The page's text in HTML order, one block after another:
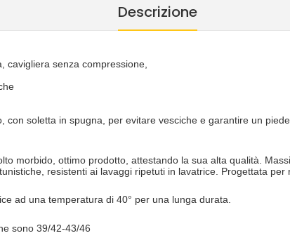
Descrizione
cavigliera senza compressione,
con soletta in spugna, per evitare vesciche e garantire un
morbido, ottimo prodotto, attestando la sua alta qualità.
resistenti ai lavaggi ripetuti in lavatrice. Progettata
ad una temperatura di 40° per una lunga durata.
sono 39/42-43/46